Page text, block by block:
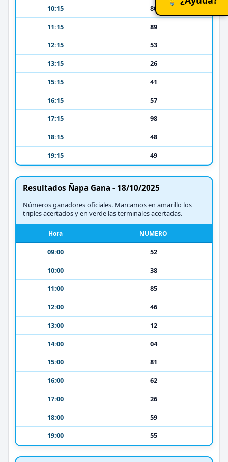
10:15
80
11:15
89
12:15
53
13:15
26
15:15
41
16:15
57
17:15
98
18:15
48
19:15
49
Resultados Ñapa Gana - 18/10/2025
Números ganadores oficiales. Marcamos en amarillo los
triples acertados y en verde las terminales acertadas.
Hora NUMERO
09:00
52
10:00
38
11:00
85
12:00
46
13:00
12
14:00
04
15:00
81
16:00
62
17:00
26
18:00
59
19:00
55